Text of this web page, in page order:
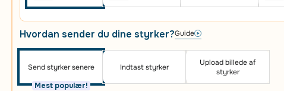
Hvordan sender du dine styrker?Guide
Send styrker senere
Mest populær!
Indtast styrker
Upload billede af
styrker